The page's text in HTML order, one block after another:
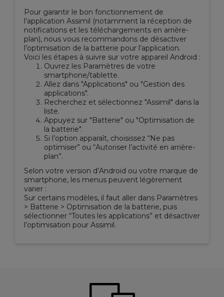
Pour garantir le bon fonctionnement de
l’application Assimil (notamment la réception de
notifications et les téléchargements en arrière-
plan), nous vous recommandons de désactiver
l’optimisation de la batterie pour l’application.
Voici les étapes à suivre sur votre appareil Android :
Ouvrez les Paramètresde votre
smartphone/tablette.
Allez dans "Applications" ou "Gestion des
applications".
Recherchez et sélectionnez "Assimil" dans la
liste.
Appuyez sur "Batterie" ou "Optimisation de
la batterie".
Si l’option apparaît, choisissez “Ne pas
optimiser” ou “Autoriser l’activité en arrière-
plan”.
Selon votre version d’Android ou votre marque de
smartphone, les menus peuvent légèrement
varier :
Sur certains modèles, il faut aller dans Paramètres
> Batterie > Optimisation de la batterie, puis
sélectionner “Toutes les applications” et désactiver
l’optimisation pour Assimil.